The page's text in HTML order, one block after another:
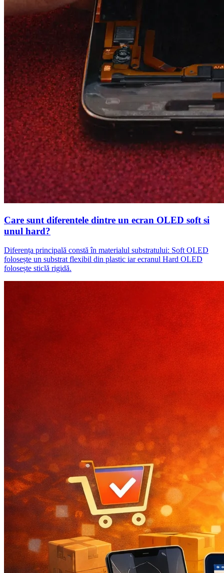
Care sunt diferentele dintre un ecran OLED soft si
unul hard?
Diferența principală constă în materialul substratului: Soft OLED
folosește un substrat flexibil din plastic iar ecranul Hard OLED
folosește sticlă rigidă.